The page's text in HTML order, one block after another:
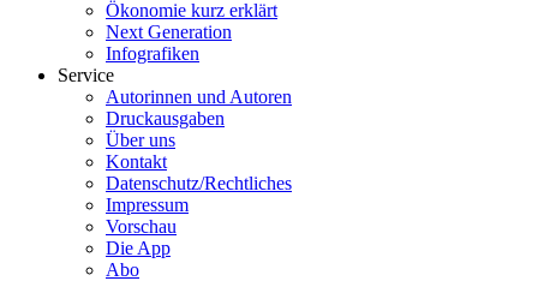
Ökonomie kurz erklärt
Next Generation
Infografiken
Service
Autorinnen und Autoren
Druckausgaben
Über uns
Kontakt
Datenschutz/Rechtliches
Impressum
Vorschau
Die App
Abo